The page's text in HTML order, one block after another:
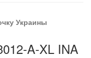
Украины
A-XL INA